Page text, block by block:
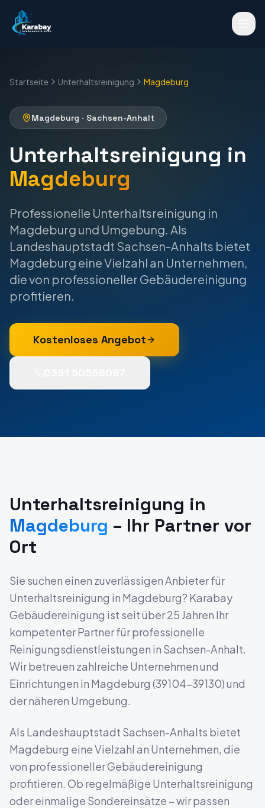
Startseite Unterhaltsreinigung Magdeburg
Magdeburg · Sachsen-Anhalt
Unterhaltsreinigung in
Magdeburg
Professionelle Unterhaltsreinigung in
Magdeburg und Umgebung. Als
Landeshauptstadt Sachsen-Anhalts bietet
Magdeburg eine Vielzahl an Unternehmen,
die von professioneller Gebäudereinigung
profitieren.
Kostenloses Angebot
Unterhaltsreinigung in
Magdeburg – Ihr Partner vor
Ort
Sie suchen einen zuverlässigen Anbieter für
Unterhaltsreinigung in Magdeburg? Karabay
Gebäudereinigung ist seit über 25 Jahren Ihr
kompetenter Partner für professionelle
Reinigungsdienstleistungen in Sachsen-Anhalt.
Wir betreuen zahlreiche Unternehmen und
Einrichtungen in Magdeburg (39104-39130) und
der näheren Umgebung.
Als Landeshauptstadt Sachsen-Anhalts bietet
Magdeburg eine Vielzahl an Unternehmen, die
von professioneller Gebäudereinigung
profitieren. Ob regelmäßige Unterhaltsreinigung
oder einmalige Sondereinsätze – wir passen